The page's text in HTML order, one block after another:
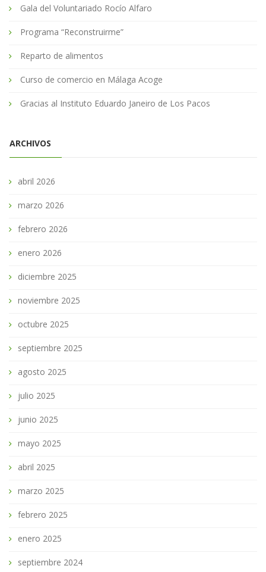
Gala del Voluntariado Rocío Alfaro
Programa “Reconstruirme”
Reparto de alimentos
Curso de comercio en Málaga Acoge
Gracias al Instituto Eduardo Janeiro de Los Pacos
ARCHIVOS
abril 2026
marzo 2026
febrero 2026
enero 2026
diciembre 2025
noviembre 2025
octubre 2025
septiembre 2025
agosto 2025
julio 2025
junio 2025
mayo 2025
abril 2025
marzo 2025
febrero 2025
enero 2025
septiembre 2024